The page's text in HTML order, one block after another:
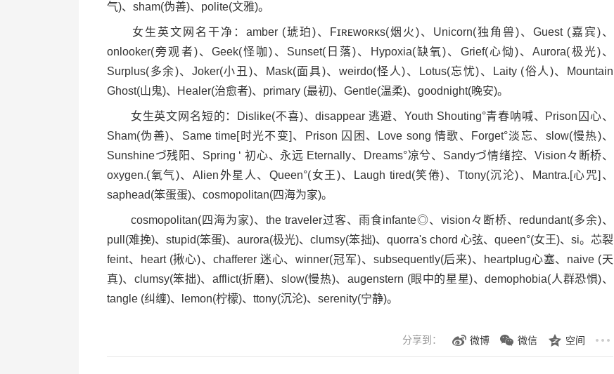
气)、sham(伪善)、polite(文雅)。
女生英文网名干净：amber (琥珀)、Fɪʀᴇᴡᴏʀᴋs(烟火)、Unicorn(独角兽)、Guest (嘉宾)、
onlooker(旁观者)、Geek(怪咖)、Sunset(日落)、Hypoxia(缺氧)、Grief(心恸)、Aurora(极光)、
Surplus(多余)、Joker(小丑)、Mask(面具)、weirdo(怪人)、Lotus(忘忧)、Laity (俗人)、Mountain
Ghost(山鬼)、Healer(治愈者)、primary (最初)、Gentle(温柔)、goodnight(晚安)。
女生英文网名短的：Dislike(不喜)、disappear 逃避、Youth Shouting°青春呐喊、Prison囚心、
Sham(伪善)、Same time[时光不变]、Prison 囚困、Love song 情歌、Forget°淡忘、slow(慢热)、
Sunshineづ残阳、Spring ‘ 初心、永远 Eternally、Dreams°凉兮、Sandyづ情绪控、Vision々断桥、
oxygen.(氧气)、Alien外星人、Queen°(女王)、Laugh tired(笑倦)、Ttony(沉沦)、Mantra.[心咒]、
saphead(笨蛋蛋)、cosmopolitan(四海为家)。
cosmopolitan(四海为家)、the traveler过客、雨食infante◎、vision々断桥、redundant(多余)、
pull(难挽)、stupid(笨蛋)、aurora(极光)、clumsy(笨拙)、quorra's chord 心弦、queen°(女王)、si。芯裂
feint、heart (揪心)、chafferer 迷心、winner(冠军)、subsequently(后来)、heartplug心塞、naive (天
真)、clumsy(笨拙)、afflict(折磨)、slow(慢热)、augenstern (眼中的星星)、demophobia(人群恐惧)、
tangle (纠缠)、lemon(柠檬)、ttony(沉沦)、serenity(宁静)。
分享到： 微博 微信 空间